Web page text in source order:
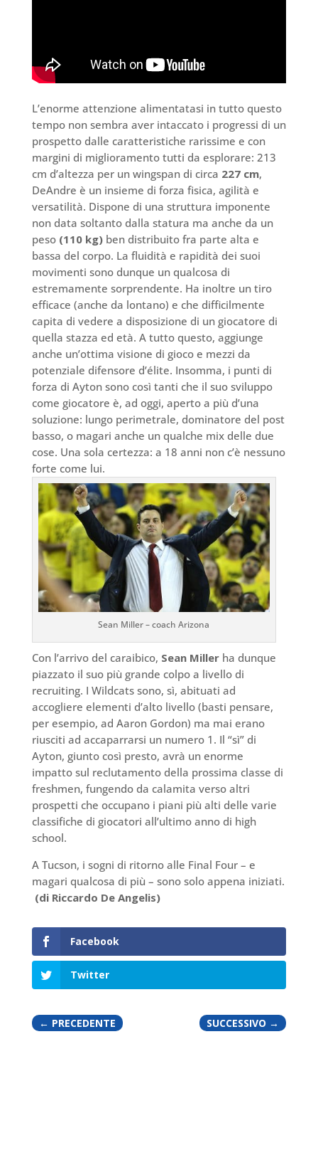
L’enorme attenzione alimentatasi in tutto questo
tempo non sembra aver intaccato i progressi di un
prospetto dalle caratteristiche rarissime e con
margini di miglioramento tutti da esplorare: 213
cm d’altezza per un wingspan di circa 227 cm,
DeAndre è un insieme di forza fisica, agilità e
versatilità. Dispone di una struttura imponente
non data soltanto dalla statura ma anche da un
peso (110 kg)ben distribuito fra parte alta e
bassa del corpo. La fluidità e rapidità dei suoi
movimenti sono dunque un qualcosa di
estremamente sorprendente. Ha inoltre un tiro
efficace (anche da lontano) e che difficilmente
capita di vedere a disposizione di un giocatore di
quella stazza ed età. A tutto questo, aggiunge
anche un’ottima visione di gioco e mezzi da
potenziale difensore d’élite. Insomma, i punti di
forza di Ayton sono così tanti che il suo sviluppo
come giocatore è, ad oggi, aperto a più d’una
soluzione: lungo perimetrale, dominatore del post
basso, o magari anche un qualche mix delle due
cose. Una sola certezza: a 18 anni non c’è nessuno
forte come lui.
Sean Miller – coach Arizona
Con l’arrivo del caraibico, Sean Millerha dunque
piazzato il suo più grande colpo a livello di
recruiting. I Wildcats sono, sì, abituati ad
accogliere elementi d’alto livello (basti pensare,
per esempio, ad Aaron Gordon) ma mai erano
riusciti ad accaparrarsi un numero 1. Il “sì” di
Ayton, giunto così presto, avrà un enorme
impatto sul reclutamento della prossima classe di
freshmen, fungendo da calamita verso altri
prospetti che occupano i piani più alti delle varie
classifiche di giocatori all’ultimo anno di high
school.
A Tucson, i sogni di ritorno alle Final Four – e
magari qualcosa di più – sono solo appena iniziati.
(di Riccardo De Angelis)
Facebook
Twitter
← PRECEDENTE SUCCESSIVO →